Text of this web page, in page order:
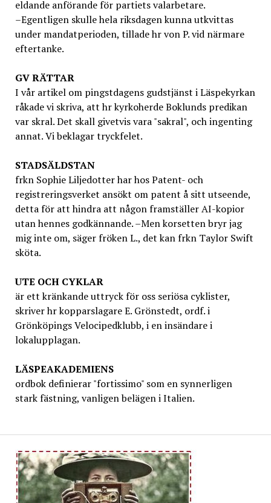
eldande anförande för partiets valarbetare.
–Egentligen skulle hela riksdagen kunna utkvittas
under mandatperioden, tillade hr von P. vid närmare
eftertanke.
GVRÄTTAR
I vår artikel om pingstdagens gudstjänst i Läspekyrkan
råkade vi skriva, att hr kyrkoherde Boklunds predikan
var skral. Det skall givetvis vara "sakral", och ingenting
annat. Vi beklagar tryckfelet.
STADSÄLDSTAN
frkn Sophie Liljedotter har hos Patent- och
registreringsverket ansökt om patent å sitt utseende,
detta för att hindra att någon framställer AI-kopior
utan hennes godkännande. –Men korsetten bryr jag
mig inte om, säger fröken L., det kan frkn Taylor Swift
sköta.
UTE OCH CYKLAR
är ett kränkande uttryck för oss seriösa cyklister,
skriver hr kopparslagare E. Grönstedt, ordf. i
Grönköpings Velocipedklubb, i en insändare i
lokalupplagan.
LÄSPEAKADEMIENS
ordbok definierar "fortissimo" som en synnerligen
stark fästning, vanligen belägen i Italien.